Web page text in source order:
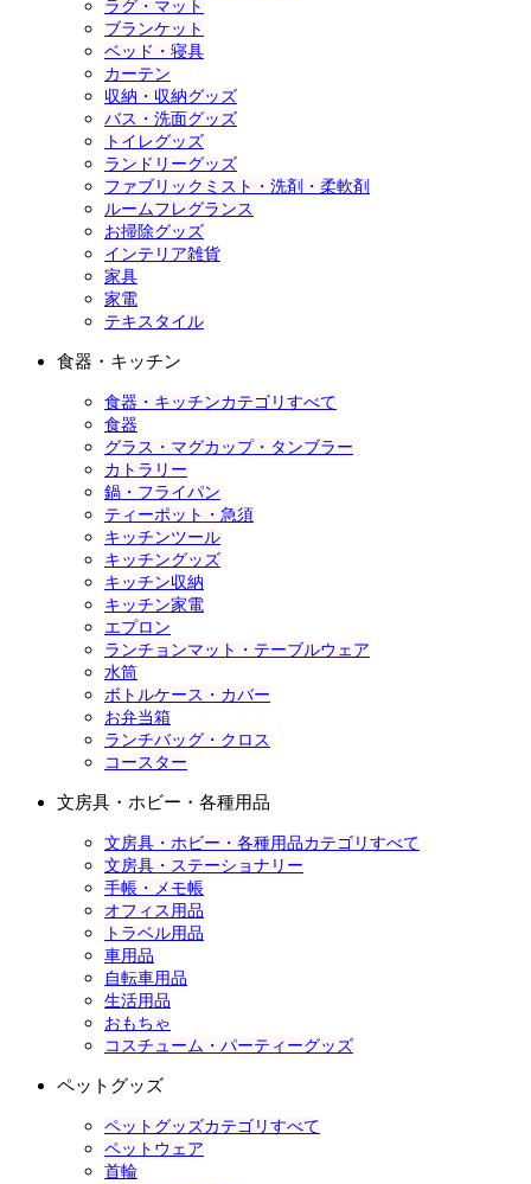
ラグ・マット
ブランケット
ベッド・寝具
カーテン
収納・収納グッズ
バス・洗面グッズ
トイレグッズ
ランドリーグッズ
ファブリックミスト・洗剤・柔軟剤
ルームフレグランス
お掃除グッズ
インテリア雑貨
家具
家電
テキスタイル
食器・キッチン
食器・キッチンカテゴリすべて
食器
グラス・マグカップ・タンブラー
カトラリー
鍋・フライパン
ティーポット・急須
キッチンツール
キッチングッズ
キッチン収納
キッチン家電
エプロン
ランチョンマット・テーブルウェア
水筒
ボトルケース・カバー
お弁当箱
ランチバッグ・クロス
コースター
文房具・ホビー・各種用品
文房具・ホビー・各種用品カテゴリすべて
文房具・ステーショナリー
手帳・メモ帳
オフィス用品
トラベル用品
車用品
自転車用品
生活用品
おもちゃ
コスチューム・パーティーグッズ
ペットグッズ
ペットグッズカテゴリすべて
ペットウェア
首輪